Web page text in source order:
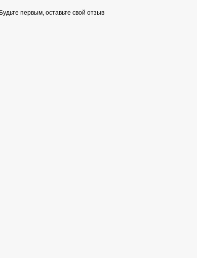
первым, оставьте свой отзыв